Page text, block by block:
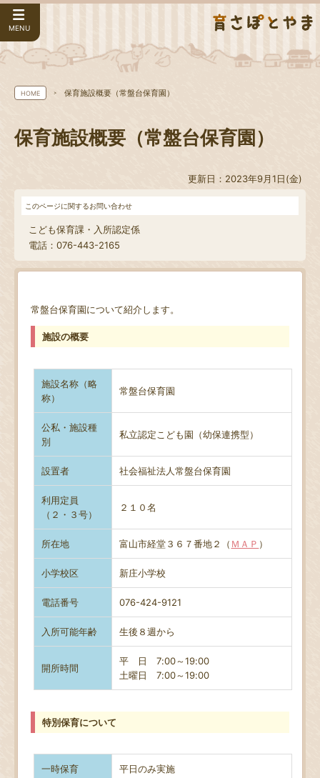
MENU
HOME 保育施設概要（常盤台保育園）
保育施設概要（常盤台保育園）
更新日：2023年9月1日(金)
このページに関するお問い合わせ
こども保育課・入所認定係
電話：076-443-2165
常盤台保育園について紹介します。
施設の概要
施設名称（略
称）
常盤台保育園
公私・施設種
別
私立認定こども園（幼保連携型）
設置者 社会福祉法人常盤台保育園
利用定員
（２・３号）
２１０名
所在地 富山市経堂３６７番地２（ ＭＡＰ ）
小学校区 新庄小学校
電話番号 076-424-9121
入所可能年齢 生後８週から
開所時間
平 日 7:00～19:00
土曜日7:00～19:00
特別保育について
一時保育 平日のみ実施